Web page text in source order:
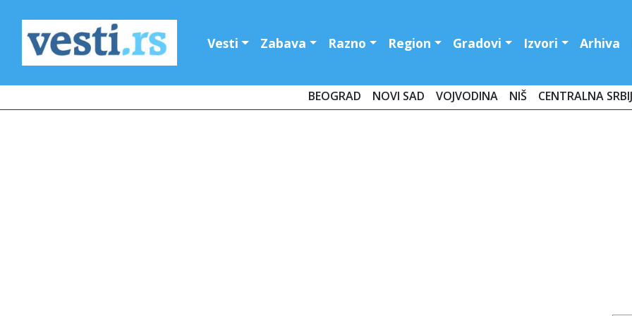
Vesti Zabava Razno Region Gradovi Izvori Arhiva
BEOGRAD NOVI SAD VOJVODINA NIŠ CENTRALNA